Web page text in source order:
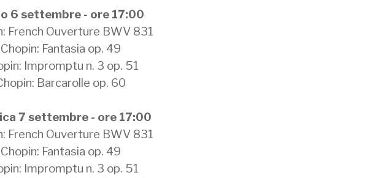
6 settembre - ore 17:00
French Ouverture BWV 831
Chopin: Fantasia op. 49
Impromptu n. 3 op. 51
Barcarolle op. 60
7 settembre - ore 17:00
French Ouverture BWV 831
Chopin: Fantasia op. 49
Impromptu n. 3 op. 51